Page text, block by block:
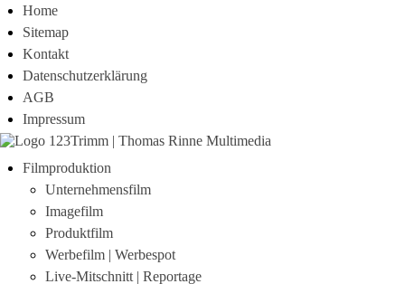
Home
Sitemap
Kontakt
Datenschutzerklärung
AGB
Impressum
Filmproduktion
Unternehmensfilm
Imagefilm
Produktfilm
Werbefilm | Werbespot
Live-Mitschnitt | Reportage